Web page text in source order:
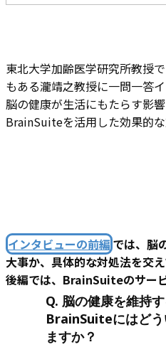
東北大学加齢医学研究所教授
もある瀧靖之教授に一問一答イ
脳の健康が生活にもたらす影
BrainSuiteを活用した効果的な
インタビューの前編では、脳
大事か、具体的な対処法を交え
後編では、BrainSuiteのサー
Q. 脳の健康を維持す
BrainSuiteにはどう
ますか？